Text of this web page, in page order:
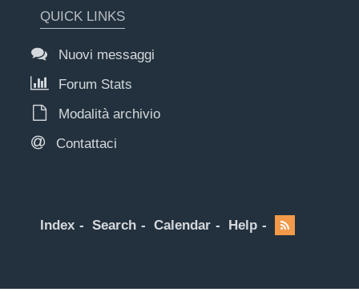
QUICK LINKS
Nuovi messaggi
Forum Stats
Modalità archivio
Contattaci
Index Search Calendar Help